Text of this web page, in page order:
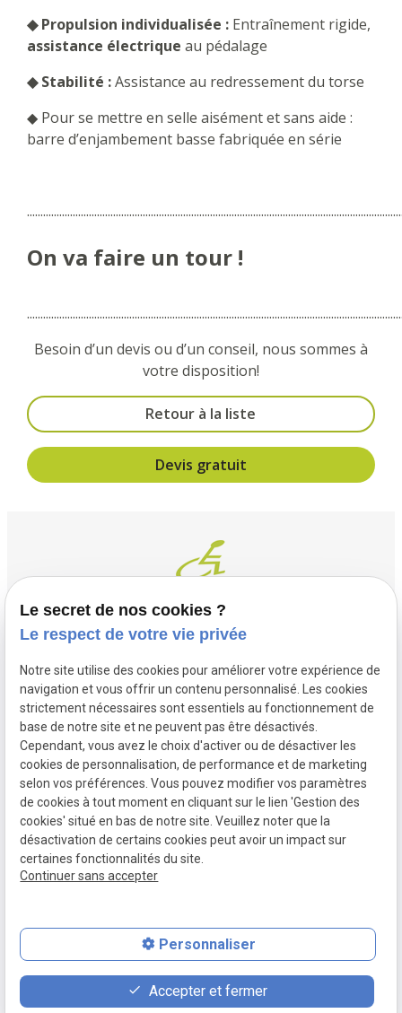
◆ Propulsion individualisée :Entraînement rigide,
assistance électrique au pédalage
◆ Stabilité :Assistance au redressement du torse
◆ Pour se mettre en selle aisément et sans aide :
barre d’enjambement basse fabriquée en série
On va faire un tour !
Besoin d’un devis ou d’un conseil, nous sommes à
votre disposition!
Retour à la liste
Devis gratuit
Contact
03 20 32 97 37
flandremedical@gmail.com
1 Place Saint Piat
59113 SECLIN
Horaires
Lundi - Vendredi
09:00 - 12:00 et 14:00 - 18:30
Mentions
Politique de
place feed phone
Le secret de nos cookies ?
Le respect de votre vie privée
Notre site utilise des cookies pour améliorer votre expérience de
navigation et vous offrir un contenu personnalisé. Les cookies
strictement nécessaires sont essentiels au fonctionnement de
base de notre site et ne peuvent pas être désactivés.
Cependant, vous avez le choix d'activer ou de désactiver les
cookies de personnalisation, de performance et de marketing
selon vos préférences. Vous pouvez modifier vos paramètres
de cookies à tout moment en cliquant sur le lien 'Gestion des
cookies' situé en bas de notre site. Veuillez noter que la
désactivation de certains cookies peut avoir un impact sur
certaines fonctionnalités du site.
Continuer sans accepter
Personnaliser
Accepter et fermer